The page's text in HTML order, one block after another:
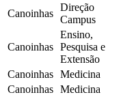
Canoinhas
Direção
Campus
Canoinhas
Ensino,
Pesquisa e
Extensão
Canoinhas Medicina
Canoinhas Medicina